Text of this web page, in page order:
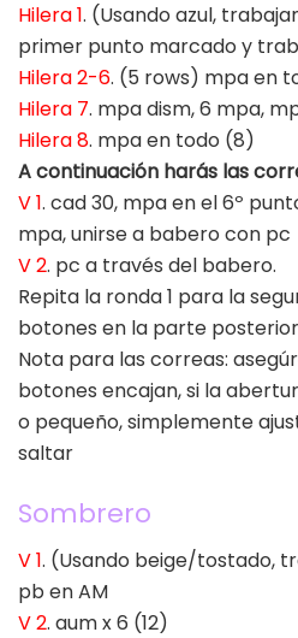
Hilera 1. (Usando azul,
primer punto marcado y
Hilera 2-6. (5 rows) mpa en
Hilera 7. mpa dism, 6 mpa,
Hilera 8. mpa en todo (8)
A continuación harás las
V 1. cad 30, mpa en el 6º
mpa, unirse a babero con pc
V 2. pc a través del babero.
Repita la ronda 1 para la
botones en la parte
Nota para las correas:
botones encajan, si la
o pequeño, simplemente
saltar
Sombrero
V 1. (Usando beige/tostado,
pb en AM
V 2. aum x 6 (12)